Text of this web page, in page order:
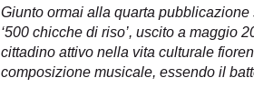
Giunto ormai alla quarta pubblicazione
‘500 chicche di riso’, uscito a maggio
cittadino attivo nella vita culturale
composizione musicale, essendo il